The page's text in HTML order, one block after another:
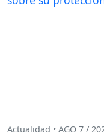
Actualidad • AGO 7 /